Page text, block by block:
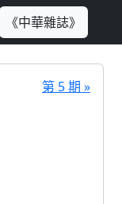
《中華雜誌》
第 5 期 »